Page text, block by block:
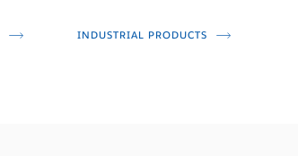
INDUSTRIAL PRODUCTS